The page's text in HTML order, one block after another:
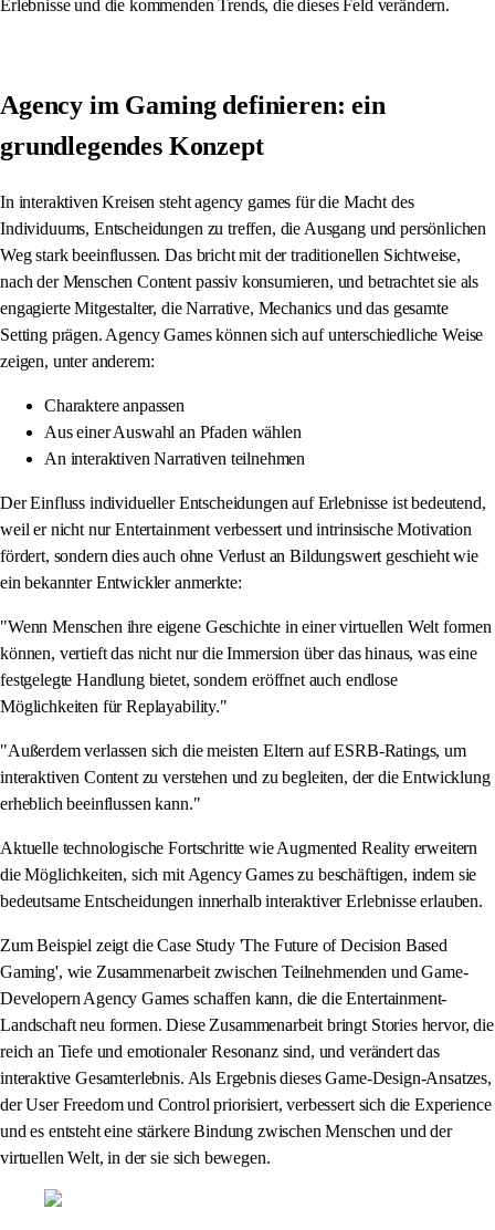
Erlebnisse und die kommenden Trends, die dieses Feld verändern.
Agency im Gaming definieren: ein
grundlegendes Konzept
In interaktiven Kreisen steht agency games für die Macht des
Individuums, Entscheidungen zu treffen, die Ausgang und persönlichen
Weg stark beeinflussen. Das bricht mit der traditionellen Sichtweise,
nach der Menschen Content passiv konsumieren, und betrachtet sie als
engagierte Mitgestalter, die Narrative, Mechanics und das gesamte
Setting prägen. Agency Games können sich auf unterschiedliche Weise
zeigen, unter anderem:
Charaktere anpassen
Aus einer Auswahl an Pfaden wählen
An interaktiven Narrativen teilnehmen
Der Einfluss individueller Entscheidungen auf Erlebnisse ist bedeutend,
weil er nicht nur Entertainment verbessert und intrinsische Motivation
fördert, sondern dies auch ohne Verlust an Bildungswert geschieht wie
ein bekannter Entwickler anmerkte:
"Wenn Menschen ihre eigene Geschichte in einer virtuellen Welt formen
können, vertieft das nicht nur die Immersion über das hinaus, was eine
festgelegte Handlung bietet, sondern eröffnet auch endlose
Möglichkeiten für Replayability."
"Außerdem verlassen sich die meisten Eltern auf ESRB-Ratings, um
interaktiven Content zu verstehen und zu begleiten, der die Entwicklung
erheblich beeinflussen kann."
Aktuelle technologische Fortschritte wie Augmented Reality erweitern
die Möglichkeiten, sich mit Agency Games zu beschäftigen, indem sie
bedeutsame Entscheidungen innerhalb interaktiver Erlebnisse erlauben.
Zum Beispiel zeigt die Case Study 'The Future of Decision Based
Gaming', wie Zusammenarbeit zwischen Teilnehmenden und Game-
Developern Agency Games schaffen kann, die die Entertainment-
Landschaft neu formen. Diese Zusammenarbeit bringt Stories hervor, die
reich an Tiefe und emotionaler Resonanz sind, und verändert das
interaktive Gesamterlebnis. Als Ergebnis dieses Game-Design-Ansatzes,
der User Freedom und Control priorisiert, verbessert sich die Experience
und es entsteht eine stärkere Bindung zwischen Menschen und der
virtuellen Welt, in der sie sich bewegen.